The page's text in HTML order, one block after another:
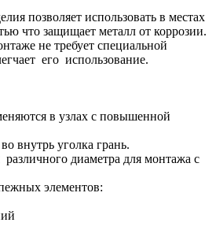
позволяет использовать в местах
что защищает металл от коррозии.
не требует специальной
его использование.
в узлах с повышенной
внутрь уголка грань.
диаметра для монтажа с
элементов: